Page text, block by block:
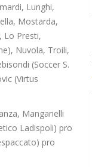
Lunghi,
Mostarda,
Lo Presti,
Nuvola, Troili,
(Soccer S.
(Virtus
Manganelli
Ladispoli) pro
pro